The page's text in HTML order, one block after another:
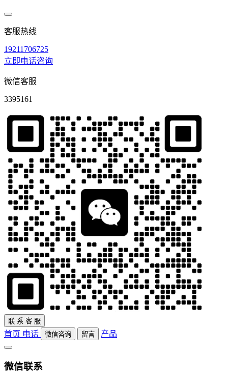
客服热线
19211706725
立即电话咨询
微信客服
3395161
联 系 客 服
首页 电话 微信咨询 留言 产品
微信联系